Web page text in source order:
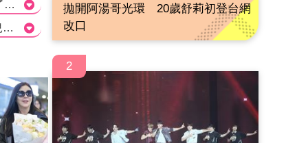
這篇文章報導了美魔女胡文英和她的女兒鄭靚歆在歐洲旅行時遇到的糟糕經歷。胡文英當場表達了對這間航空公司的不滿，並表示這是她坐過的最差的航空公司之一。她們在羅馬的機場提前一個半小時到達，但當她們想要辦理登機手續時被告知已經關閉了。胡文英指責航空公司在廣播通知巴塞隆納登機的時間上只用義大利文，導致她們聽不懂。航空公司的態度強硬，不允許她們退票或換登機時間，最終她們只能重新購買明天的機票並在機場等待7個小時。鄭靚歆也表示她們只差了短短的5分鐘就能登機，但航空公司卻不讓她們辦理手續，並要求她們自己再買票。胡文英氣得說她一輩子都不會再來羅馬。 這篇文章報導了胡文英和鄭靚歆在歐洲旅行時遇到的不愉快經歷。透過這個事件，我們可以看到在機場遇到的不良服務，例如航空公司使用不恰當的語言通知旅客登機時間，以及他們的態度強硬，不願退票或提供其他解決方案。這種類型的客戶服務不僅影響了胡文英和鄭靚歆的旅行體驗，也對航空公司的聲譽造成了負面影響。航空公司應該重視旅客的需求，提供清晰的指引，並以友善和尊重的態度應對問題。>
Q1: 胡文英因為什麼原因被拒絕登機？ a) 她遲到了 b) 她無法理解使用義大利文的廣播 c) 她與女兒排隊時遇到了問題 正確答案: b) 她無法理解使用義大利文的廣播 Q2: 航空公司如何處理胡文英的情況？ a) 退還機票費用並改期 b) 拒絕退票或更改登機時間 c) 拆票並要求重新購買機票 正確答案: c) 拆票並要求重新購買機票 Q3: 鄭靚歆對此事件的感受是什麼？ a) 她感到十分憤怒和生氣 b) 她沒有理解廣播的內容 c) 她對航空公司的服務態度感到滿意 正確答案: a) 她感到十分憤怒和生氣
拋開阿湯哥光環 20歲舒莉初登台網
改口
2